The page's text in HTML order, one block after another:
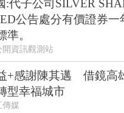
:代子公司SILVER
公告處分有價證券一
準。
開資訊觀測站
+感謝陳其邁 借鏡高
型幸福城市
傳媒